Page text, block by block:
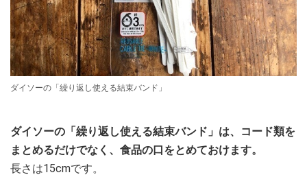
ダイソーの「繰り返し使える結束バンド」
ダイソーの「繰り返し使える結束バンド」は、コード類を
まとめるだけでなく、食品の口をとめておけます。
長さは15cmです。